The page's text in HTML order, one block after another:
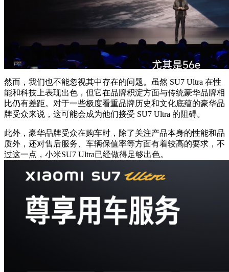
然而，我们也不能忽视其中存在的问题。虽然 SU7 Ultra 在性
能和科技上表现出色，但它在品牌积淀方面与传统豪华品牌相
比仍有差距。对于一些极度看重品牌历史和文化底蕴的豪华品
牌受众来说，这可能会成为他们接受 SU7 Ultra 的阻碍。
此外，豪华品牌受众在购车时，除了关注产品本身的性能和品
质外，还对售后服务、车辆保值率等方面有着较高的要求，不
过这一点，小米SU7 Ultra已经做得足够出色。